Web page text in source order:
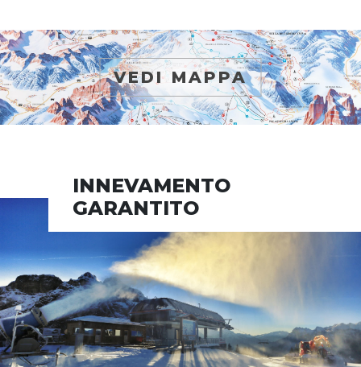
VEDI MAPPA
INNEVAMENTO
GARANTITO